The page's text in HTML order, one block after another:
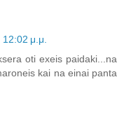
12:02 μ.μ.
oti exeis paidaki...na
kai na einai panta